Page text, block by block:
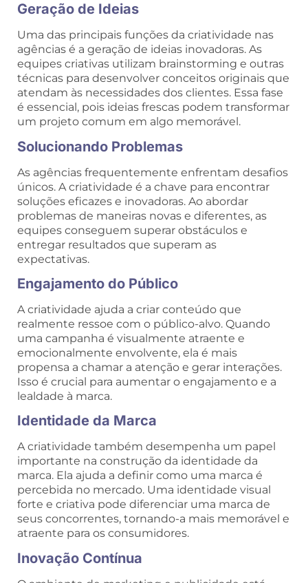
Geração de Ideias
Uma das principais funções da criatividade nas
agências é a geração de ideias inovadoras. As
equipes criativas utilizam brainstorming e outras
técnicas para desenvolver conceitos originais que
atendam às necessidades dos clientes. Essa fase
é essencial, pois ideias frescas podem transformar
um projeto comum em algo memorável.
Solucionando Problemas
As agências frequentemente enfrentam desafios
únicos. A criatividade é a chave para encontrar
soluções eficazes e inovadoras. Ao abordar
problemas de maneiras novas e diferentes, as
equipes conseguem superar obstáculos e
entregar resultados que superam as
expectativas.
Engajamento do Público
A criatividade ajuda a criar conteúdo que
realmente ressoe com o público-alvo. Quando
uma campanha é visualmente atraente e
emocionalmente envolvente, ela é mais
propensa a chamar a atenção e gerar interações.
Isso é crucial para aumentar o engajamento e a
lealdade à marca.
Identidade da Marca
A criatividade também desempenha um papel
importante na construção da identidade da
marca. Ela ajuda a definir como uma marca é
percebida no mercado. Uma identidade visual
forte e criativa pode diferenciar uma marca de
seus concorrentes, tornando-a mais memorável e
atraente para os consumidores.
Inovação Contínua